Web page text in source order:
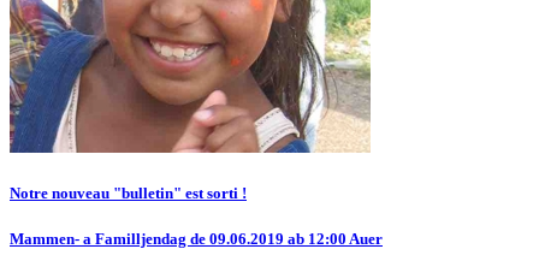
Notre nouveau "bulletin" est sorti !
Mammen- a Familljendag de 09.06.2019 ab 12:00 Auer